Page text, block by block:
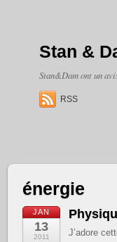
Stan &
Stan&Dam ont un
RSS
énergie
JAN
13
2011 J’adore